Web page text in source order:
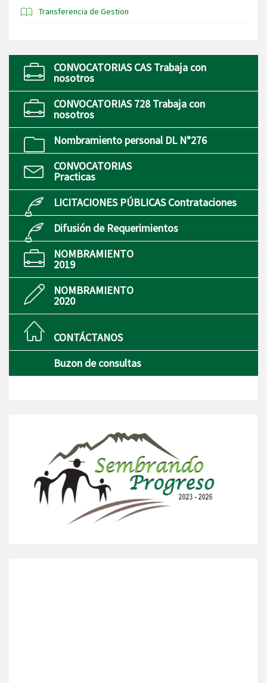
Transferencia de Gestion
CONVOCATORIAS CAS Trabaja con
nosotros
CONVOCATORIAS 728 Trabaja con
nosotros
Nombramiento personal DL N°276
CONVOCATORIAS
Practicas
LICITACIONES PÚBLICAS Contrataciones
Difusión de Requerimientos
NOMBRAMIENTO
2019
NOMBRAMIENTO
2020
CONTÁCTANOS
Buzon de consultas